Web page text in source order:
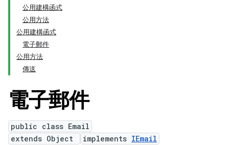
公用建構函式
公用方法
公用建構函式
電子郵件
公用方法
傳送
電子郵件
public class Email
extends Object
implements IEmail